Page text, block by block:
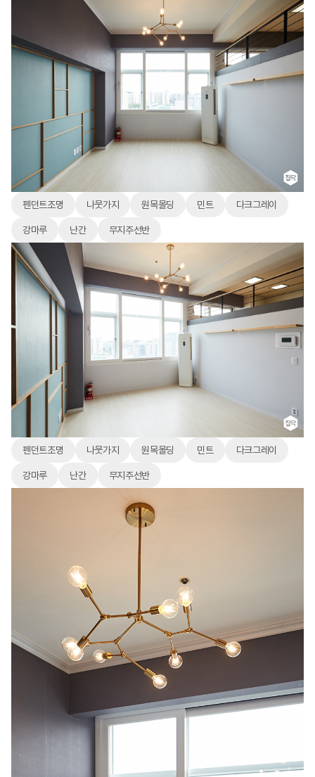
펜던트조명 나뭇가지 원목몰딩 민트 다크그레이
강마루 난간 무지주선반
펜던트조명 나뭇가지 원목몰딩 민트 다크그레이
강마루 난간 무지주선반